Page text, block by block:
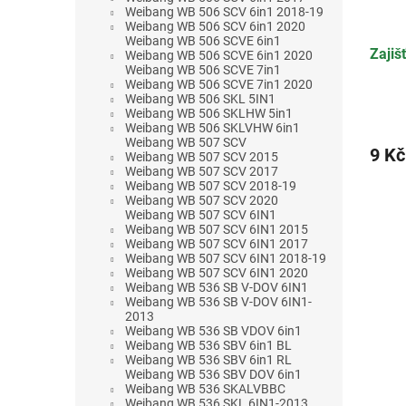
Weibang WB 506 SCV 6in1 2018-19
Weibang WB 506 SCV 6in1 2020
Weibang WB 506 SCVE 6in1
Weibang WB 506 SCVE 6in1 2020
Weibang WB 506 SCVE 7in1
Weibang WB 506 SCVE 7in1 2020
Weibang WB 506 SKL 5IN1
Weibang WB 506 SKLHW 5in1
Weibang WB 506 SKLVHW 6in1
Weibang WB 507 SCV
Weibang WB 507 SCV 2015
Weibang WB 507 SCV 2017
Weibang WB 507 SCV 2018-19
Weibang WB 507 SCV 2020
Weibang WB 507 SCV 6IN1
Weibang WB 507 SCV 6IN1 2015
Weibang WB 507 SCV 6IN1 2017
Weibang WB 507 SCV 6IN1 2018-19
Weibang WB 507 SCV 6IN1 2020
Weibang WB 536 SB V-DOV 6IN1
Weibang WB 536 SB V-DOV 6IN1-
2013
Weibang WB 536 SB VDOV 6in1
Weibang WB 536 SBV 6in1 BL
Weibang WB 536 SBV 6in1 RL
Weibang WB 536 SBV DOV 6in1
Weibang WB 536 SKALVBBC
Weibang WB 536 SKL 6IN1-2013
9 Kč